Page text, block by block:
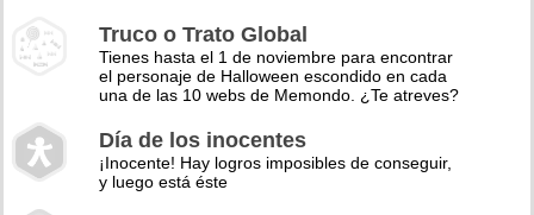
Truco o Trato Global
Tienes hasta el 1 de noviembre para encontrar
el personaje de Halloween escondido en cada
una de las 10 webs de Memondo. ¿Te atreves?
Día de los inocentes
¡Inocente! Hay logros imposibles de conseguir,
y luego está éste